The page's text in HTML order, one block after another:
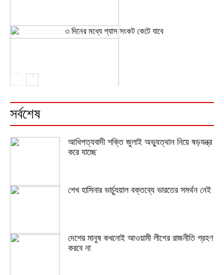
৩ দিনের মধ্যে গ্যাস সংকট কেটে যাবে
সর্বশেষ
আধিপত্যবাদী শক্তি জুলাই অভ্যুত্থান নিয়ে ষড়যন্ত্র
করে যাচ্ছে
শেখ হাসিনার ভার্চ্যুয়াল বক্তব্যে ভারতের সমর্থন নেই
দেশের মানুষ কখনোই আওয়ামী লীগের রাজনীতি গ্রহণ
করবে না